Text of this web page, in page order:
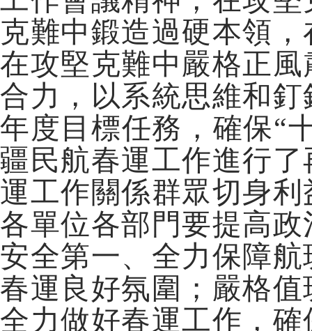
克難中鍛造過硬本領
在攻堅克難中嚴格正
合力，以系統思維和
年度目標任務，確保“
疆民航春運工作進行
運工作關係群眾切身
各單位各部門要提高
安全第一、全力保障
春運良好氛圍；嚴格
全力做好春運工作，